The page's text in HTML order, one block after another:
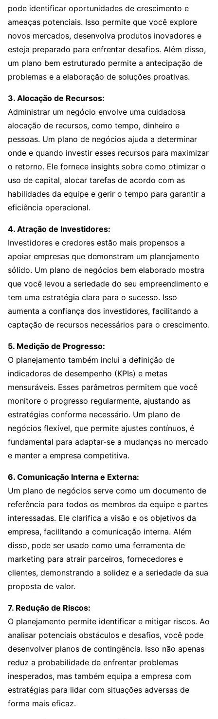
pode identificar oportunidades de crescimento e
ameaças potenciais. Isso permite que você explore
novos mercados, desenvolva produtos inovadores e
esteja preparado para enfrentar desafios. Além disso,
um plano bem estruturado permite a antecipação de
problemas e a elaboração de soluções proativas.
3. Alocação de Recursos:
Administrar um negócio envolve uma cuidadosa
alocação de recursos, como tempo, dinheiro e
pessoas. Um plano de negócios ajuda a determinar
onde e quando investir esses recursos para maximizar
o retorno. Ele fornece insights sobre como otimizar o
uso de capital, alocar tarefas de acordo com as
habilidades da equipe e gerir o tempo para garantir a
eficiência operacional.
4. Atração de Investidores:
Investidores e credores estão mais propensos a
apoiar empresas que demonstram um planejamento
sólido. Um plano de negócios bem elaborado mostra
que você levou a seriedade do seu empreendimento e
tem uma estratégia clara para o sucesso. Isso
aumenta a confiança dos investidores, facilitando a
captação de recursos necessários para o crescimento.
5. Medição de Progresso:
O planejamento também inclui a definição de
indicadores de desempenho (KPIs) e metas
mensuráveis. Esses parâmetros permitem que você
monitore o progresso regularmente, ajustando as
estratégias conforme necessário. Um plano de
negócios flexível, que permite ajustes contínuos, é
fundamental para adaptar-se a mudanças no mercado
e manter a empresa competitiva.
6. Comunicação Interna e Externa:
Um plano de negócios serve como um documento de
referência para todos os membros da equipe e partes
interessadas. Ele clarifica a visão e os objetivos da
empresa, facilitando a comunicação interna. Além
disso, pode ser usado como uma ferramenta de
marketing para atrair parceiros, fornecedores e
clientes, demonstrando a solidez e a seriedade da sua
proposta de valor.
7. Redução de Riscos:
O planejamento permite identificar e mitigar riscos. Ao
analisar potenciais obstáculos e desafios, você pode
desenvolver planos de contingência. Isso não apenas
reduz a probabilidade de enfrentar problemas
inesperados, mas também equipa a empresa com
estratégias para lidar com situações adversas de
forma mais eficaz.